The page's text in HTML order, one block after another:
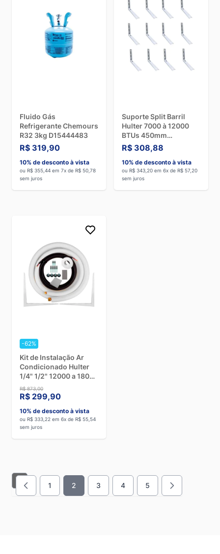
Fluido Gás
Refrigerante Chemours
R32 3kg D15444483
R$ 319,90
10% de desconto à vista
ou R$ 355,44 em 7x de R$ 50,78
sem juros
Suporte Split Barril
Hulter 7000 à 12000
BTUs 450mm
HT1S45003P 12
Unidades
R$ 308,88
10% de desconto à vista
ou R$ 343,20 em 6x de R$ 57,20
sem juros
-62%
Kit de Instalação Ar
Condicionado Hulter
1/4" 1/2" 12000 a 18000
BTUs - HT112185MPR
R$ 873,00
R$ 299,90
10% de desconto à vista
ou R$ 333,22 em 6x de R$ 55,54
sem juros
Página
1 Você esta lendo a pagina
2 Página
3 Página
4 Página
5